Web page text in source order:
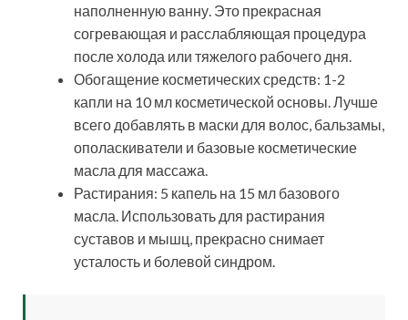
наполненную ванну. Это прекрасная
согревающая и расслабляющая процедура
после холода или тяжелого рабочего дня.
Обогащение косметических средств: 1-2
капли на 10 мл косметической основы. Лучше
всего добавлять в маски для волос, бальзамы,
ополаскиватели и базовые косметические
масла для массажа.
Растирания: 5 капель на 15 мл базового
масла. Использовать для растирания
суставов и мышц, прекрасно снимает
усталость и болевой синдром.